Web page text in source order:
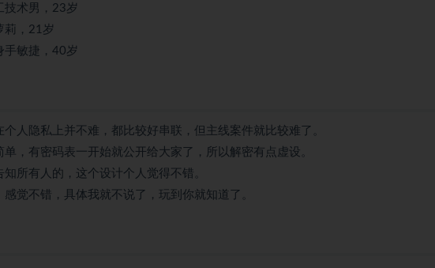
技术男，23岁
莉，21岁
手敏捷，40岁
人隐私上并不难，都比较好串联，但主线案件就比较难了。
，有密码表一开始就公开给大家了，所以解密有点虚设。
所有人的，这个设计个人觉得不错。
觉不错，具体我就不说了，玩到你就知道了。